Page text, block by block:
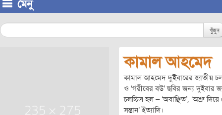
মেনু
খুঁজুন
কামাল আহমেদ
কামাল আহমেদ দুইবারের জাতীয়
ও ‘গরীবের বউ’ ছবির জন্য দুইবার
চলচ্চিত্র হল – ‘অবাঞ্ছিত’, ‘অশ্রু
সন্তান’ ইত্যাদি।